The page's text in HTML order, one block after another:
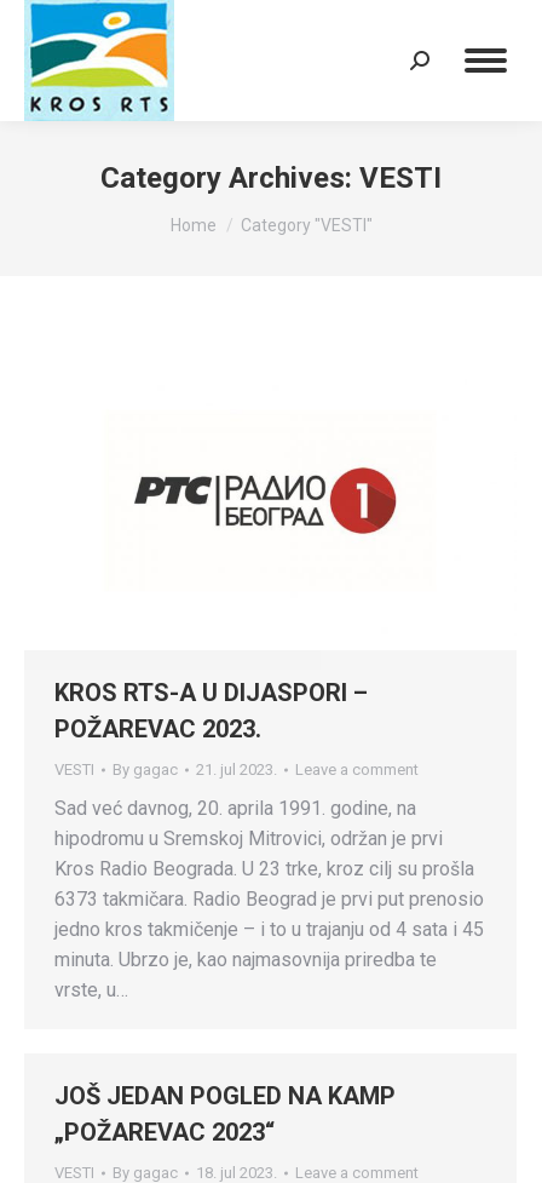
Search:
Category Archives: VESTI
You are here:
Home Category "VESTI"
KROS RTS-A U DIJASPORI –
POŽAREVAC 2023.
VESTI By gagac 21. jul 2023. Leave a comment
Sad već davnog, 20. aprila 1991. godine, na
hipodromu u Sremskoj Mitrovici, održan je prvi
Kros Radio Beograda. U 23 trke, kroz cilj su prošla
6373 takmičara. Radio Beograd je prvi put prenosio
jedno kros takmičenje – i to u trajanju od 4 sata i 45
minuta. Ubrzo je, kao najmasovnija priredba te
vrste, u…
JOŠ JEDAN POGLED NA KAMP
„POŽAREVAC 2023“
VESTI By gagac 18. jul 2023. Leave a comment